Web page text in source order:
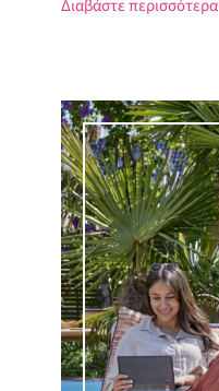
Διαβάστε περισσότερα